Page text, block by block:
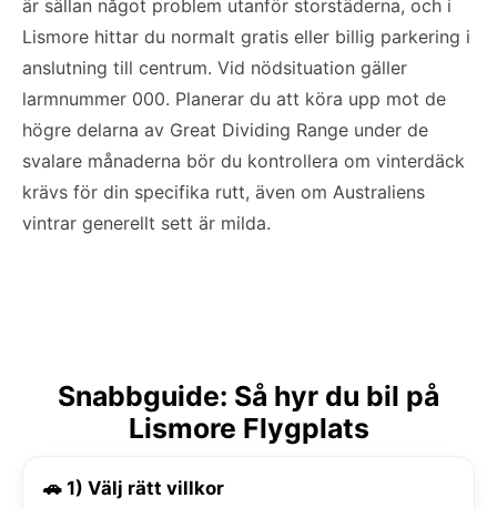
är sällan något problem utanför storstäderna, och i
Lismore hittar du normalt gratis eller billig parkering i
anslutning till centrum. Vid nödsituation gäller
larmnummer 000. Planerar du att köra upp mot de
högre delarna av Great Dividing Range under de
svalare månaderna bör du kontrollera om vinterdäck
krävs för din specifika rutt, även om Australiens
vintrar generellt sett är milda.
Snabbguide: Så hyr du bil på
Lismore Flygplats
🚗 1) Välj rätt villkor